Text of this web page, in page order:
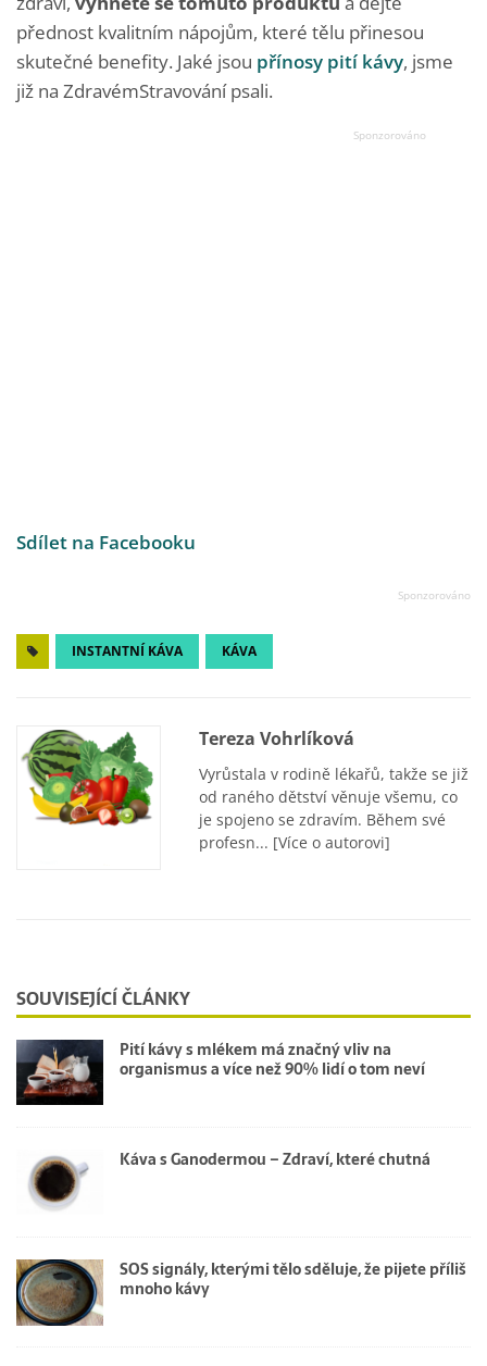
přednost kvalitním nápojům, které tělu přinesou
skutečné benefity. Jaké jsou přínosy pití kávy, jsme
již na ZdravémStravování psali.
Sdílet na Facebooku
INSTANTNÍ KÁVA KÁVA
Tereza Vohrlíková
Vyrůstala v rodině lékařů, takže se již
od raného dětství věnuje všemu, co
je spojeno se zdravím. Během své
profesn... [Více o autorovi]
SOUVISEJÍCÍ ČLÁNKY
Pití kávy s mlékem má značný vliv na
organismus a více než 90% lidí o tom neví
Káva s Ganodermou – Zdraví, které chutná
SOS signály, kterými tělo sděluje, že pijete příliš
mnoho kávy